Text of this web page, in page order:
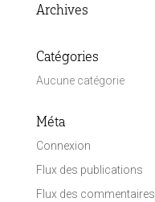
Archives
Catégories
Aucune catégorie
Méta
Connexion
Flux des publications
Flux des commentaires